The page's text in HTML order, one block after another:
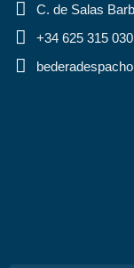
C. de Salas
+34 625 315 030